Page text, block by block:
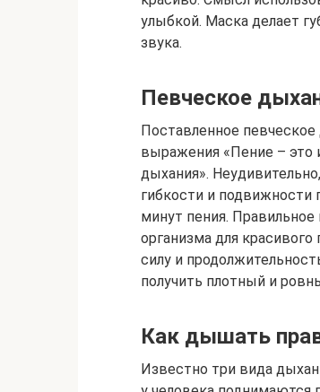
улыбкой. Маска делает
звука.
Певческое
Поставленное
выражения «Пение – это
дыхания».
гибкости и подвижности
минут пения.
организма для
силу и
получить плотный и
Как дышать
Известно три вида